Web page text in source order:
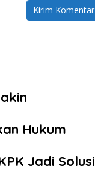
Hukum
Jadi Solusi